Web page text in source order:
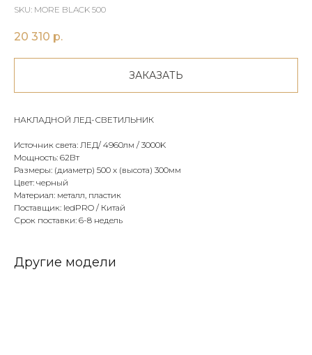
SKU: MORE BLACK 500
20 310 р.
ЗАКАЗАТЬ
НАКЛАДНОЙ ЛЕД-СВЕТИЛЬНИК
Источник света: ЛЕД/ 4960лм / 3000K
Мощность: 62Вт
Размеры: (диаметр) 500 х (высота) 300мм
Цвет: черный
Материал: металл, пластик
Поставщик: ledPRO / Китай
Срок поставки: 6-8 недель
Другие модели